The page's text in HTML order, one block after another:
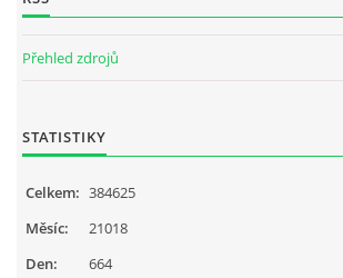
Přehled zdrojů
STATISTIKY
Celkem: 384625
Měsíc:
21018
Den:
664